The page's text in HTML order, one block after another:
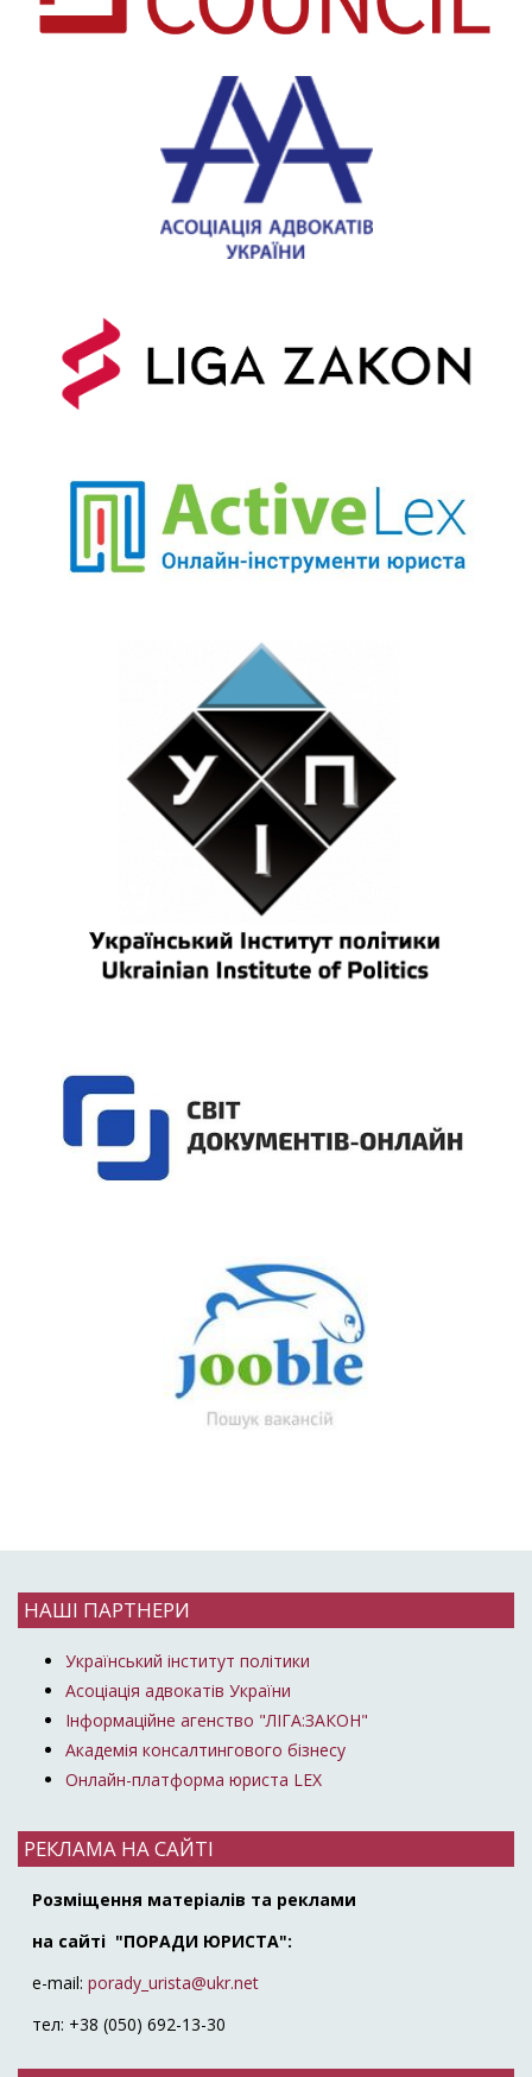
НАШІ ПАРТНЕРИ
Український інститут політики
Асоціація адвокатів України
Інформаційне агенство "ЛІГА:ЗАКОН"
Академія консалтингового бізнесу
Онлайн-платформа юриста LEX
РЕКЛАМА НА САЙТІ
Розміщення матеріалів та реклами
на сайті "ПОРАДИ ЮРИСТА":
e-mail: porady_urista@ukr.net
тел: +38 (050) 692-13-30